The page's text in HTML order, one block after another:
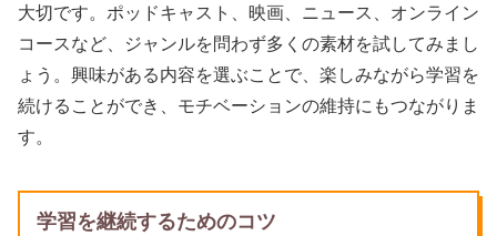
大切です。ポッドキャスト、映画、ニュース、オンライン
コースなど、ジャンルを問わず多くの素材を試してみまし
ょう。興味がある内容を選ぶことで、楽しみながら学習を
続けることができ、モチベーションの維持にもつながりま
す。
学習を継続するためのコツ